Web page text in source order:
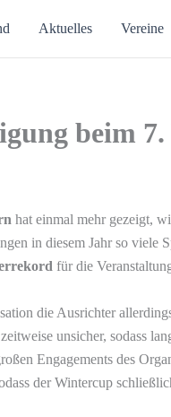
Aktuelles Vereine
beim
hat einmal mehr gezeigt,
in diesem Jahr so viele
für die
die Ausrichter
unsicher, sodass
Engagements des
der Wintercup